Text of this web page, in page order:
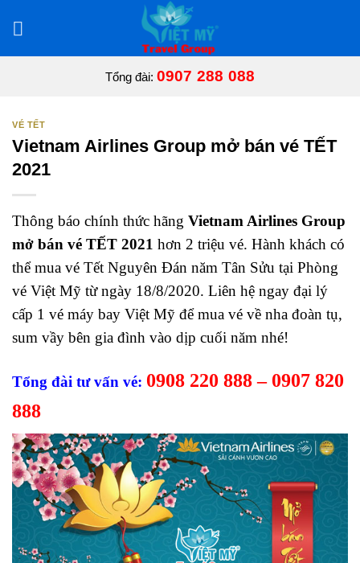
Tổng đài: 0907 288 088
VÉ TẾT
Vietnam Airlines Group mở bán vé TẾT
2021
Thông báo chính thức hãng Vietnam Airlines Group
mở bán vé TẾT 2021 hơn 2 triệu vé. Hành khách có
thể mua vé Tết Nguyên Đán năm Tân Sửu tại Phòng
vé Việt Mỹ từ ngày 18/8/2020. Liên hệ ngay đại lý
cấp 1 vé máy bay Việt Mỹ để mua vé về nha đoàn tụ,
sum vầy bên gia đình vào dịp cuối năm nhé!
Tổng đài tư vấn vé: 0908 220 888 – 0907 820
888